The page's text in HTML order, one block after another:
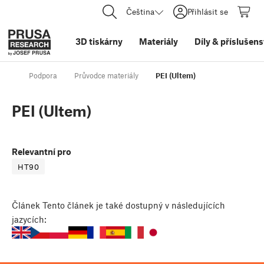
Čeština Přihlásit se
3D tiskárny Materiály Díly&
Podpora Průvodce materiály PEI (Ultem)
PEI (Ultem)
Relevantní pro
HT90
Článek Tento článek je také dostupný v následujících
jazycích: